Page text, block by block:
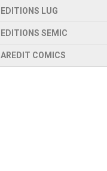
EDITIONS LUG
EDITIONS SEMIC
AREDIT COMICS